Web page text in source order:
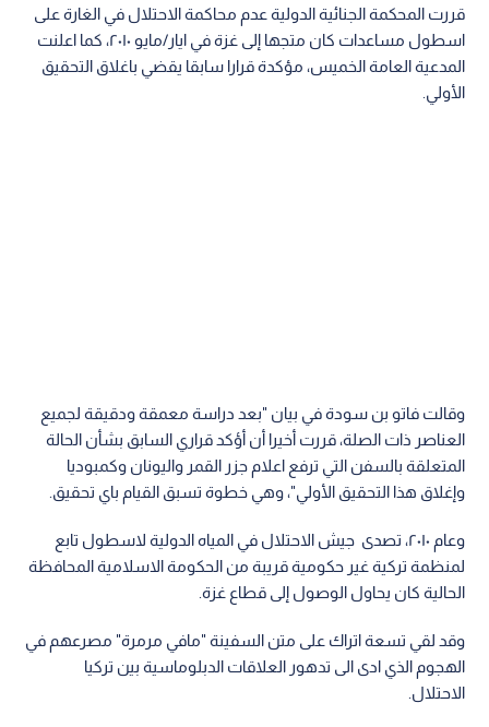
قررت المحكمة الجنائية الدولية عدم محاكمة الاحتلال في الغارة على
اسطول مساعدات كان متجها إلى غزة في ايار/مايو ٢٠١٠، كما اعلنت
المدعية العامة الخميس، مؤكدة قرارا سابقا يقضي باغلاق التحقيق
الأولي.
وقالت فاتو بن سودة في بيان "بعد دراسة معمقة ودقيقة لجميع
العناصر ذات الصلة، قررت أخيرا أن أؤكد قراري السابق بشأن الحالة
المتعلقة بالسفن التي ترفع اعلام جزر القمر واليونان وكمبوديا
وإغلاق هذا التحقيق الأولي"، وهي خطوة تسبق القيام باي تحقيق.
وعام ٢٠١٠، تصدى جيش الاحتلال في المياه الدولية لاسطول تابع
لمنظمة تركية غير حكومية قريبة من الحكومة الاسلامية المحافظة
الحالية كان يحاول الوصول إلى قطاع غزة.
وقد لقي تسعة اتراك على متن السفينة "مافي مرمرة" مصرعهم في
الهجوم الذي ادى الى تدهور العلاقات الدبلوماسية بين تركيا
الاحتلال.